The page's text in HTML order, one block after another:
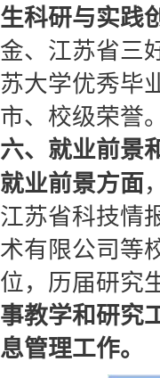
生科研与实践
金、江苏省三
苏大学优秀毕
市、校级荣誉
六、就业前景
就业前景方面
江苏省科技情
术有限公司等
位，历届研究
事教学和研究
息管理工作。